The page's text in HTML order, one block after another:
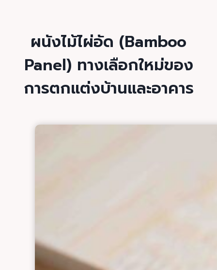
ผนังไม้ไผ่อัด (Bamboo
Panel) ทางเลือกใหม่ของ
การตกแต่งบ้านและอาคาร